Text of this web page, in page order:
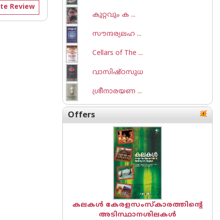
Review
കുറ്റവും ക ...
സൗന്ദര്യലഹ ...
Cellars of The ...
വാസിഷ്ഠസുധ
ശ്രീനാരയണ ...
Offers
കലകൾ കേരളസംസ്കാരത്തിന്റെ
അടിസ്ഥാനശിലകൾ